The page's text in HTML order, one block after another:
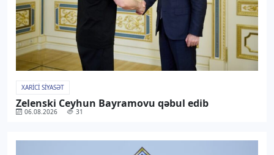
XARICI SIYASƏT
Zelenski Ceyhun Bayramovu qəbul edib
06.08.2026 31